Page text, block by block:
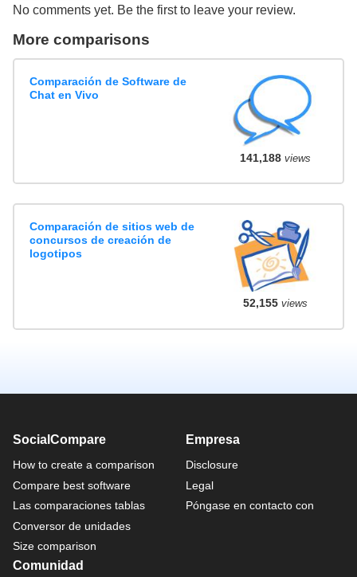
No comments yet. Be the first to leave your review.
More comparisons
Comparación de Software de
Chat en Vivo
141,188views
Comparación de sitios web de
concursos de creación de
logotipos
52,155views
SocialCompare
How to create a comparison
Compare best software
Las comparaciones tablas
Conversor de unidades
Size comparison
Empresa
Disclosure
Legal
Póngase en contacto con
Comunidad